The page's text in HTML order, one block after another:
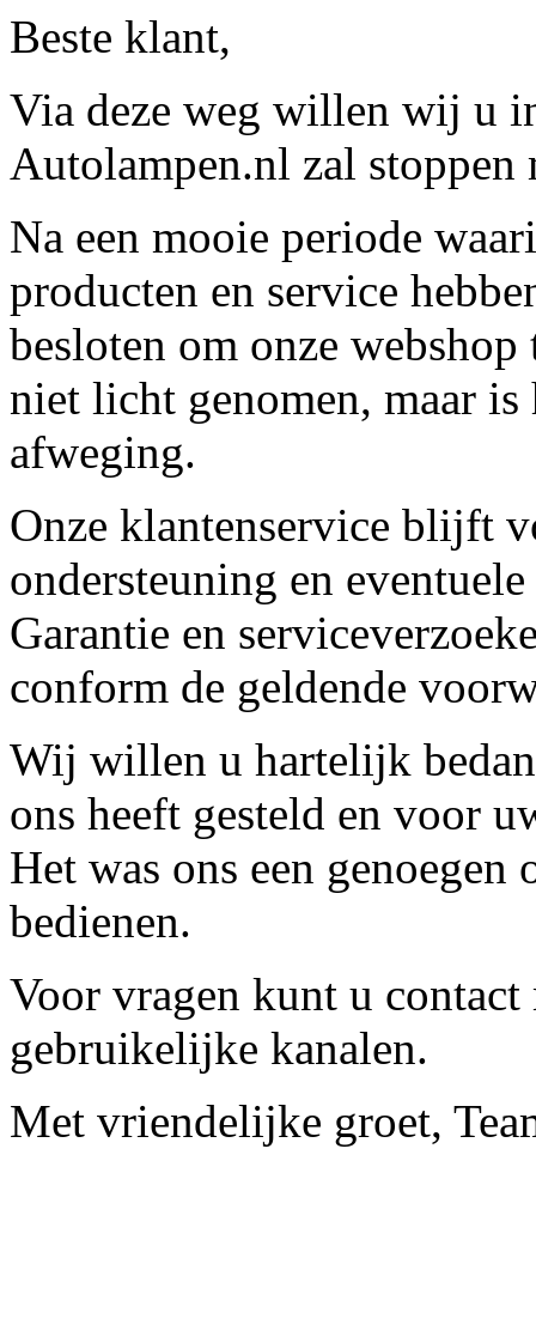
Beste klant,
Via deze weg willen wij u
Autolampen.nl zal stoppen
Na een mooie periode
producten en service
besloten om onze
niet licht genomen, maar
afweging.
Onze klantenservice blijft
ondersteuning en
Garantie en
conform de geldende
Wij willen u hartelijk
ons heeft gesteld en voor
Het was ons een
bedienen.
Voor vragen kunt u contact
gebruikelijke kanalen.
Met vriendelijke groet,